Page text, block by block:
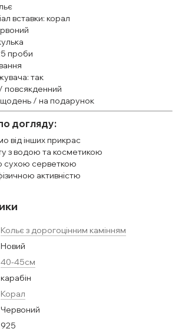
вставки: корал
проби
так
повсякденний
щодень / на подарунок
догляду:
від інших прикрас
з водою та косметикою
сухою серветкою
активністю
Кольє з дорогоцінним камінням
Новий
40-45см
карабін
Корал
Червоний
925